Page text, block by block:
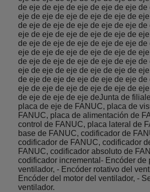
de eje de eje de eje de eje de eje de
eje de eje de eje de eje de eje de
de eje de eje de eje de eje de eje de
eje de eje de eje de eje de eje de
de eje de eje de eje de eje de eje de
eje de eje de eje de eje de eje de
de eje de eje de eje de eje de eje de
eje de eje de eje de eje de eje de
de eje de eje de eje de eje de eje de
eje de eje de eje de eje de eje de
de eje de eje de eje deJunta de
placa de eje de FANUC, placa de
FANUC, placa de alimentación de
control de FANUC, placa lateral de
base de FANUC, codificador de
codificador de FANUC, codificador
FANUC, codificador absoluto de
codificador incremental- Encóder de
ventilador, - Encóder rotativo del
Encóder del motor del ventilador, -
ventilador.